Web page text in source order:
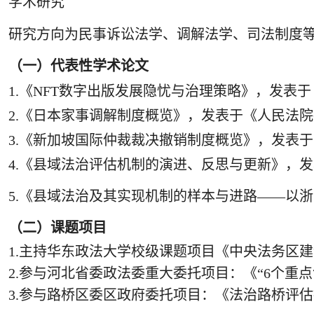
研究方向为 民事诉讼法学、调解法学、司法制度
（一）代表性学术论文
1.《NFT数字出版发展隐忧与治理策略》，发表
2.《日本家事调解制度概览》，发表于《人民法
3.《新加坡国际仲裁裁决撤销制度概览》，发表
4.《县域法治评估机制的演进、反思与更新》，
5.《县域法治及其实现机制的样本与进路——以
（二）课题项目
1.主持华东政法大学校级课题项目《中央法务区
2.参与河北省委政法委重大委托项目：《“6个重
3.参与路桥区委区政府委托项目：《法治路桥评